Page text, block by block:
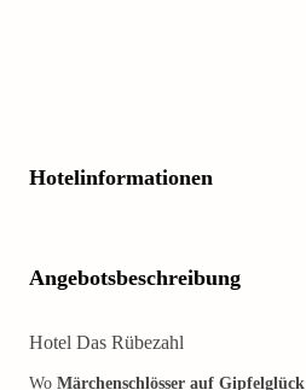
Hotelinformationen
Angebotsbeschreibung
Hotel Das Rübezahl
Wo Märchenschlösser auf Gipfelglück